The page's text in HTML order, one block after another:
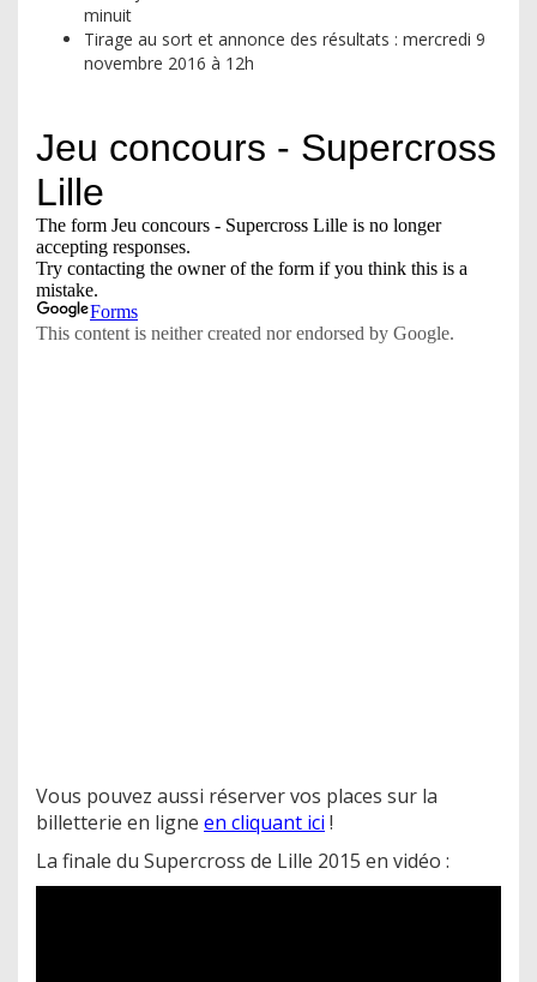
minuit
Tirage au sort et annonce des résultats : mercredi 9
novembre 2016 à 12h
Vous pouvez aussi réserver vos places sur la
billetterie en ligne en cliquant ici !
La finale du Supercross de Lille 2015 en vidéo :